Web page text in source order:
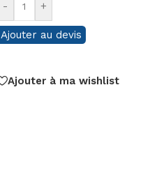
- +
Ajouter au devis
Ajouter à ma wishlist